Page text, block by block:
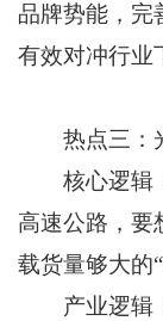
品牌势能，完
有效对冲行业
热点三：
核心逻辑：
高速公路，要
载货量够大的
产业逻辑：